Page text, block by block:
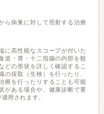
ら病巣に対して照射する治療
に高性能なスコープが付いた
道・胃・十二指腸の内部を観
どの形状を詳しく確認するこ
の採取（生検）を行ったり、
療を行ったりすることも可能
がある場合や、健康診断で要
用されます。